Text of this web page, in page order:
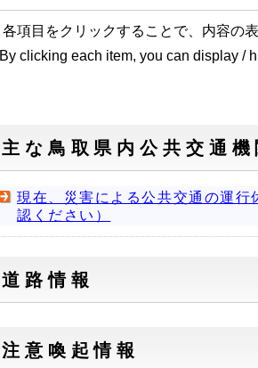
各項目をクリックすることで、内容の
By clicking each item, you can display /
主な鳥取県内公共交通
現在、災害による公共交通の運
認ください）
道路情報
注意喚起情報